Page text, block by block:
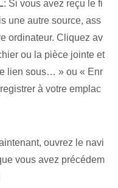
: Si vous avez reçu le fi
une autre source, ass
ordinateur. Cliquez av
ou la pièce jointe et
lien sous… » ou « Enr
à votre emplac
ouvrez le navi
vous avez précédem